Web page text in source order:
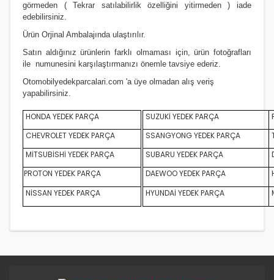
görmeden ( Tekrar satılabilirlik özelliğini yitirmeden ) iade
edebilirsiniz.
Ürün Orjinal Ambalajında ulaştırılır.
Satın aldığınız ürünlerin farklı olmaması için, ürün fotoğrafları
ile numunesini karşılaştırmanızı önemle tavsiye ederiz.
Otomobilyedekparcalari.com 'a üye olmadan alış veriş
yapabilirsiniz.
HONDA YEDEK PARÇA SUZUKİ YEDEK PARÇA
CHEVROLET YEDEK PARÇA
SSANGYONG YEDEK PARÇA
MİTSUBİSHİ YEDEK PARÇA
SUBARU YEDEK PARÇA
PROTON YEDEK PARÇA
DAEWOO YEDEK PARÇA
NİSSAN YEDEK PARÇA
HYUNDAİ YEDEK PARÇA